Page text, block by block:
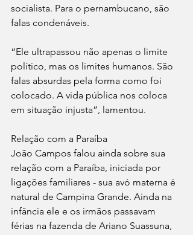
socialista. Para o pernambucano, são
falas condenáveis.
“Ele ultrapassou não apenas o limite
político, mas os limites humanos. São
falas absurdas pela forma como foi
colocado. A vida pública nos coloca
em situação injusta”, lamentou.
Relação com a Paraíba
João Campos falou ainda sobre sua
relação com a Paraíba, iniciada por
ligações familiares - sua avó materna é
natural de Campina Grande. Ainda na
infância ele e os irmãos passavam
férias na fazenda de Ariano Suassuna,